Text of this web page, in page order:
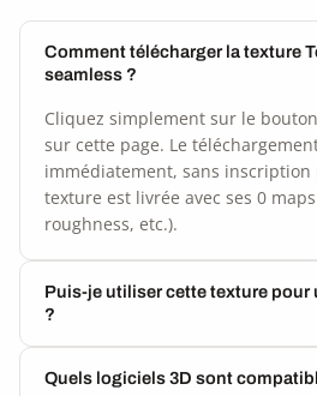
Comment télécharger la texture
seamless ?
Cliquez simplement sur le
sur cette page. Le
immédiatement, sans inscription
texture est livrée avec ses 0
roughness, etc.).
Puis-je utiliser cette texture pour
?
Quels logiciels 3D sont